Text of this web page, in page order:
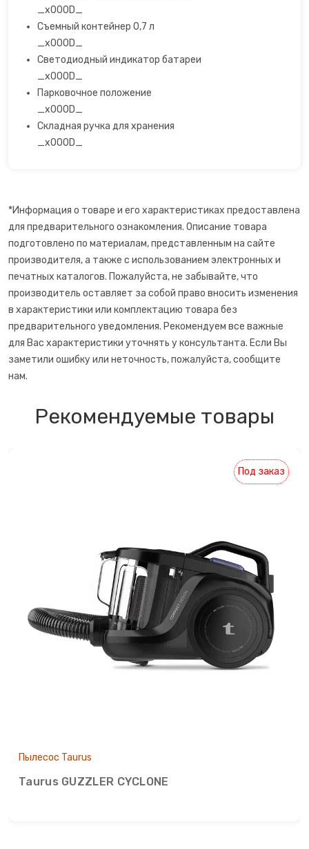
_x000D_
Съемный контейнер 0,7 л
_x000D_
Светодиодный индикатор батареи
_x000D_
Парковочное положение
_x000D_
Складная ручка для хранения
_x000D_
*Информация о товаре и его характеристиках предоставлена
для предварительного ознакомления. Описание товара
подготовлено по материалам, представленным на сайте
производителя, а также с использованием электронных и
печатных каталогов. Пожалуйста, не забывайте, что
производитель оставляет за собой право вносить изменения
в характеристики или комплектацию товара без
предварительного уведомления. Рекомендуем все важные
для Вас характеристики уточнять у консультанта. Если Вы
заметили ошибку или неточность, пожалуйста, сообщите
нам.
Рекомендуемые товары
Под заказ
Пылесос Taurus
Taurus GUZZLER CYCLONE
Пончик-мейкеры
Раклетницы
Рисоварки, пароварки
Соковарка
Соковыжималки
Су-вид
Сушилки для фруктов
Сэндвичницы
Шоколадные фонтаны
Электрогриль